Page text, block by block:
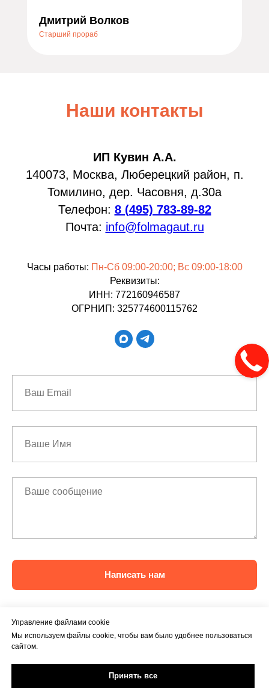
экстренному случаю — очень приятно.
Порадовало отношение: не стали
Дмитрий Волков
Старший прораб
Наши контакты
ИП Кувин А.А.
140073, Москва, Люберецкий район, п.
Томилино, дер. Часовня, д.30а
Телефон: 8 (495) 783-89-82
Почта: info@folmagaut.ru
Часы работы: Пн-Сб 09:00-20:00; Вс 09:00-18:00
Реквизиты:
ИНН: 772160946587
ОГРНИП: 325774600115762
Написать нам
Управление файлами cookie
Мы используем файлы cookie, чтобы вам было удобнее пользоваться
сайтом.
Принять все